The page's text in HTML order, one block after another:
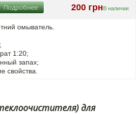
200 грнВ наличии
Подробнее
омыватель.
1:20;
запах;
свойства.
для